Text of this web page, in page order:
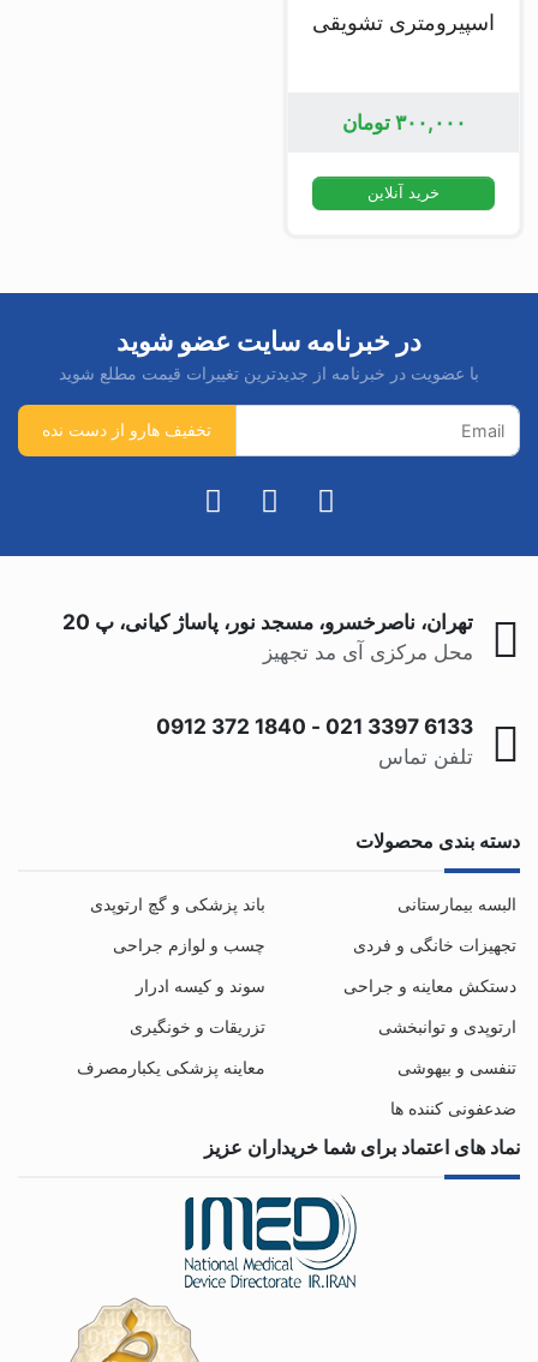
اسپیرومتری تشویقی
۳۰۰,۰۰۰ تومان
خرید آنلاین
در خبرنامه سایت عضو شوید
با عضویت در خبرنامه از جدیدترین تغییرات قیمت مطلع شوید
تهران، ناصرخسرو، مسجد نور، پاساژ کیانی، پ 20
محل مرکزی آی مد تجهیز
021 3397 6133
-
0912 372 1840
تلفن تماس
دسته بندی محصولات
البسه بیمارستانی
باند پزشکی و گچ ارتوپدی
تجهیزات خانگی و فردی
چسب و لوازم جراحی
دستکش معاینه و جراحی
سوند و کیسه ادرار
ارتوپدی و توانبخشی
تزریقات و خونگیری
تنفسی و بیهوشی
معاینه پزشکی یکبارمصرف
ضدعفونی کننده ها
نماد های اعتماد برای شما خریداران عزیز